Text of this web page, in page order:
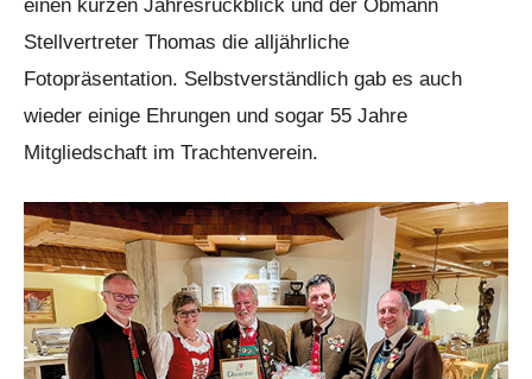
einen kurzen Jahresrückblick und der Obmann
Stellvertreter Thomas die alljährliche
Fotopräsentation. Selbstverständlich gab es auch
wieder einige Ehrungen und sogar 55 Jahre
Mitgliedschaft im Trachtenverein.